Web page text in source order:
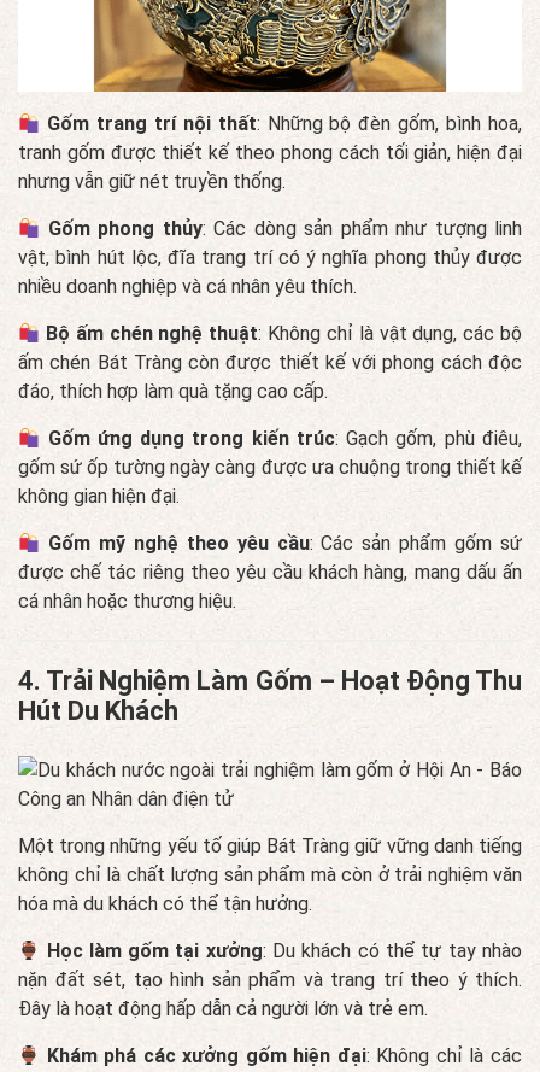
Gốm trang trí nội thất: Những bộ đèn gốm, bình hoa,
tranh gốm được thiết kế theo phong cách tối giản, hiện đại
nhưng vẫn giữ nét truyền thống.
Gốm phong thủy: Các dòng sản phẩm như tượng linh
vật, bình hút lộc, đĩa trang trí có ý nghĩa phong thủy được
nhiều doanh nghiệp và cá nhân yêu thích.
Bộ ấm chén nghệ thuật: Không chỉ là vật dụng, các bộ
ấm chén Bát Tràng còn được thiết kế với phong cách độc
đáo, thích hợp làm quà tặng cao cấp.
Gốm ứng dụng trong kiến trúc: Gạch gốm, phù điêu,
gốm sứ ốp tường ngày càng được ưa chuộng trong thiết kế
không gian hiện đại.
Gốm mỹ nghệ theo yêu cầu: Các sản phẩm gốm sứ
được chế tác riêng theo yêu cầu khách hàng, mang dấu ấn
cá nhân hoặc thương hiệu.
4. Trải Nghiệm Làm Gốm – Hoạt Động Thu
Hút Du Khách
Một trong những yếu tố giúp Bát Tràng giữ vững danh tiếng
không chỉ là chất lượng sản phẩm mà còn ở trải nghiệm văn
hóa mà du khách có thể tận hưởng.
Học làm gốm tại xưởng: Du khách có thể tự tay nhào
nặn đất sét, tạo hình sản phẩm và trang trí theo ý thích.
Đây là hoạt động hấp dẫn cả người lớn và trẻ em.
Khám phá các xưởng gốm hiện đại: Không chỉ là các